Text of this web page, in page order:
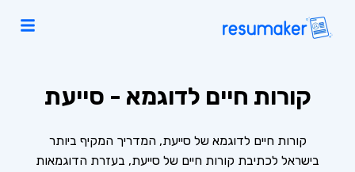
קורות חיים לדוגמא - סייעת
קורות חיים לדוגמא של סייעת, המדריך המקיף ביותר
בישראל לכתיבת קורות חיים של סייעת, בעזרת הדוגמאות